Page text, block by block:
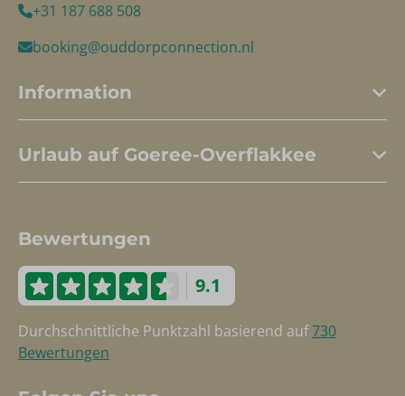
+31 187 688 508
booking@ouddorpconnection.nl
Information
Urlaub auf Goeree-Overflakkee
Bewertungen
9.1
Durchschnittliche Punktzahl basierend auf730
Bewertungen